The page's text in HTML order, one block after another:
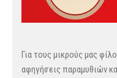
Για τους μικρούς μας
αφηγήσεις παραμυθιών